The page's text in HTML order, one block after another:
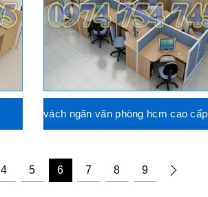
vách ngăn văn phòng hcm cao cấp
4 5 6 7 8 9